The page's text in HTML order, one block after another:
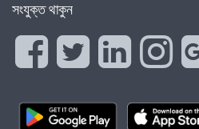
সংযুক্ত থাকুন